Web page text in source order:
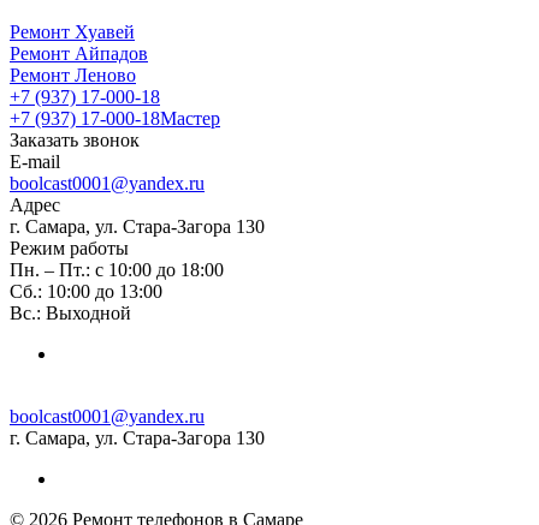
Ремонт Хуавей
Ремонт Айпадов
Ремонт Леново
+7 (937) 17-000-18
+7 (937) 17-000-18Мастер
Заказать звонок
E-mail
boolcast0001@yandex.ru
Адрес
г. Самара, ул. Стара-Загора 130
Режим работы
Пн. – Пт.: с 10:00 до 18:00
Сб.: 10:00 до 13:00
Вс.: Выходной
boolcast0001@yandex.ru
г. Самара, ул. Стара-Загора 130
© 2026 Ремонт телефонов в Самаре